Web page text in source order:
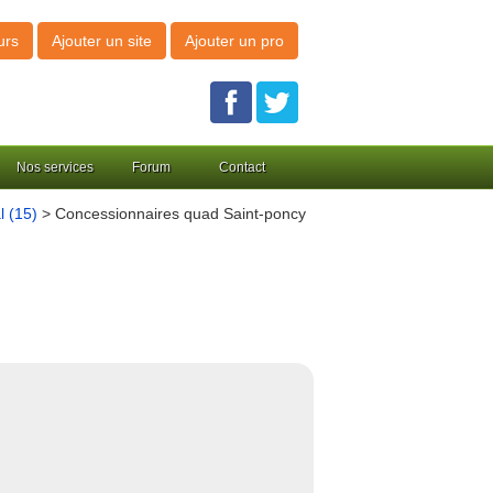
Ajouter un site Ajouter un pro
Nos services Forum Contact
(15) > Concessionnaires quad Saint-poncy